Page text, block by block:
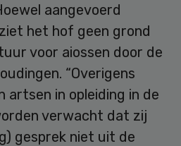
aangevoerd
het hof geen grond
voor aiossen door de
“Overigens
artsen in opleiding in de
verwacht dat zij
gesprek niet uit de